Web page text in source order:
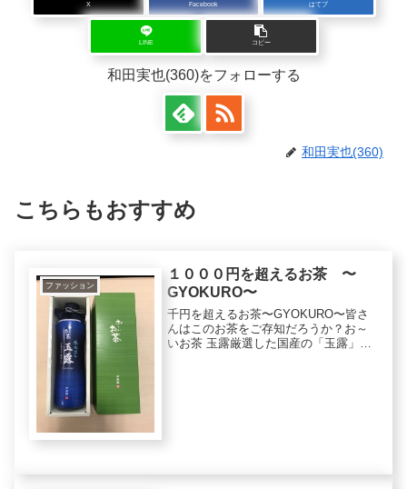
X Facebook はてブ
LINE コピー
和田実也(360)をフォローする
和田実也(360)
こちらもおすすめ
ファッション
１０００円を超えるお茶 〜
GYOKURO〜
千円を超えるお茶〜GYOKURO〜皆さ
んはこのお茶をご存知だろうか？お～
いお茶 玉露厳選した国産の「玉露」の